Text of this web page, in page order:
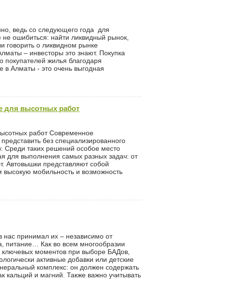
ведь со следующего года для
ошибиться: найти ликвидный рынок,
говорить о ликвидном рынке
– инвесторы это знают. Покупка
жилья благодаря
в Алматы - это очень выгодная
для высотных работ
работ Современное
без специализированного
Среди таких решений особое место
для выполнения самых разных задач: от
Автовышки представляют собой
мобильность и возможность
принимал их – независимо от
питание… Как во всем многообразии
моментов при выборе БАДов,
активные добавки или детские
комплекс: он должен содержать
и магний. Также важно учитывать